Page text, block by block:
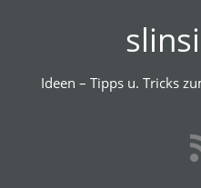
Ideen – Tipps u. Tricks